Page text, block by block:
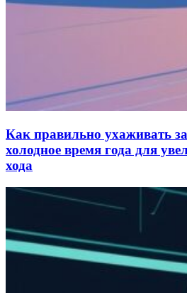
Как правильно ухаживать
холодное время года для
хода